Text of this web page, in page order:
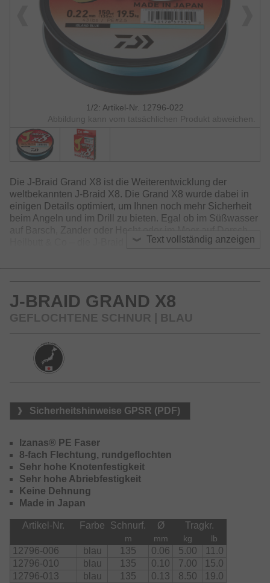
1/2: Artikel-Nr. 12796-022
Abbildung kann vom tatsächlichen Produkt abweichen.
Text vollständig anzeigen
Die J-Braid Grand X8 ist die Weiterentwicklung der
weltbekannten J-Braid X8. Die Grand X8 wurde dabei in
einigen Details optimiert, um Ihnen noch mehr Sicherheit
beim Angeln und im Drill zu bieten. Egal ob im Süßwasser
auf Barsch, Zander oder Hecht oder im Meer auf Dorsch,
Heilbutt & Co – die J-Braid Grand X8 überzeugt in vollem
Abriebsfestigkeit und Knotenfestigkeit erreicht. Durch den
speziellen Herstellungsprozess, bei dem die J-Braid
Grand X8 während der Produktion gestreckt wird, wird die
Braid Grand X8 ist sehr weich und durch die
Oberflächenbeschichtung auch extrem leise in den Ringen
– sie ist etwas steifer als die J-Braid X8 und eignet sich
Erhältlich in den Farben: hellgrau, chartreuse, multi-color
J-BRAID GRAND X8
GEFLOCHTENE SCHNUR | BLAU
Sicherheitshinweise GPSR (PDF)
Izanas® PE Faser
8-fach Flechtung, rundgeflochten
Sehr hohe Knotenfestigkeit
Sehr hohe Abriebfestigkeit
Keine Dehnung
Made in Japan
Artikel-Nr. Farbe Schnurf. Ø Tragkr.
m mm kg lb
12796-006 blau 135 0.06 5.00
11.0
12796-010
blau 135 0.10 7.00
15.0
12796-013
blau 135 0.13 8.50
19.0